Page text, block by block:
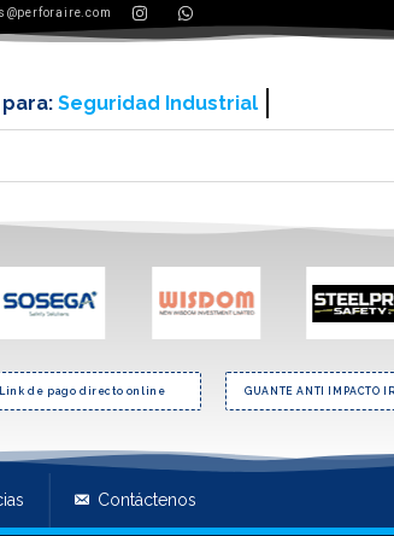
Minería y contrucción
Link de pago directo online GUANTE ANTI IMPACTO
Contáctenos